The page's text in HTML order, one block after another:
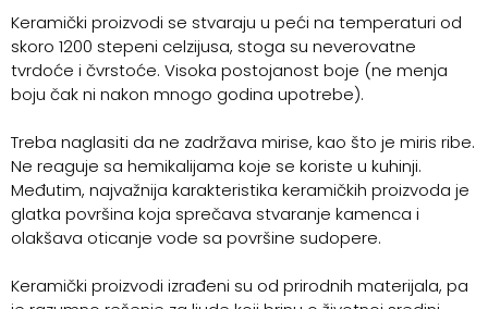
Keramički proizvodi se stvaraju u peći na temperaturi od
skoro 1200 stepeni celzijusa, stoga su neverovatne
tvrdoće i čvrstoće. Visoka postojanost boje (ne menja
boju čak ni nakon mnogo godina upotrebe).
Treba naglasiti da ne zadržava mirise, kao što je miris ribe.
Ne reaguje sa hemikalijama koje se koriste u kuhinji.
Međutim, najvažnija karakteristika keramičkih proizvoda je
glatka površina koja sprečava stvaranje kamenca i
olakšava oticanje vode sa površine sudopere.
Keramički proizvodi izrađeni su od prirodnih materijala, pa